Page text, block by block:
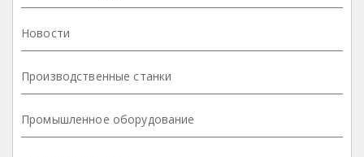
Новости
Производственные станки
Промышленное оборудование